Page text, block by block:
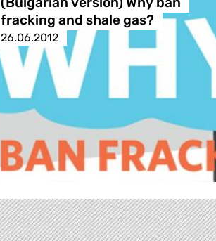
fracking and shale gas?
26.06.2012